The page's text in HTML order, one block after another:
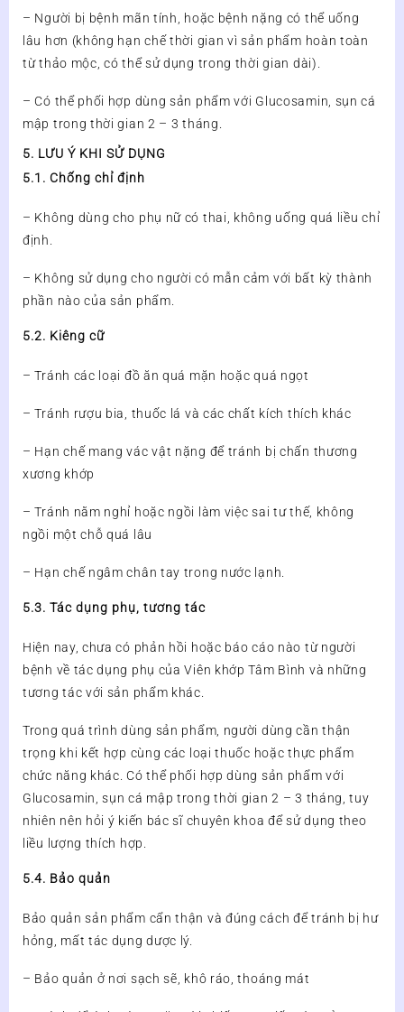
– Người bị bệnh mãn tính, hoặc bệnh nặng có thể uống
lâu hơn (không hạn chế thời gian vì sản phẩm hoàn toàn
từ thảo mộc, có thể sử dụng trong thời gian dài).
– Có thể phối hợp dùng sản phẩm với Glucosamin, sụn cá
mập trong thời gian 2 – 3 tháng.
5. LƯU Ý KHI SỬ DỤNG
5.1. Chống chỉ định
– Không dùng cho phụ nữ có thai, không uống quá liều chỉ
định.
– Không sử dụng cho người có mẫn cảm với bất kỳ thành
phần nào của sản phẩm.
5.2. Kiêng cữ
– Tránh các loại đồ ăn quá mặn hoặc quá ngọt
– Tránh rượu bia, thuốc lá và các chất kích thích khác
– Hạn chế mang vác vật nặng để tránh bị chấn thương
xương khớp
– Tránh nằm nghỉ hoặc ngồi làm việc sai tư thế, không
ngồi một chỗ quá lâu
– Hạn chế ngâm chân tay trong nước lạnh.
5.3. Tác dụng phụ, tương tác
Hiện nay, chưa có phản hồi hoặc báo cáo nào từ người
bệnh về tác dụng phụ của Viên khớp Tâm Bình và những
tương tác với sản phẩm khác.
Trong quá trình dùng sản phẩm, người dùng cần thận
trọng khi kết hợp cùng các loại thuốc hoặc thực phẩm
chức năng khác. Có thể phối hợp dùng sản phẩm với
Glucosamin, sụn cá mập trong thời gian 2 – 3 tháng, tuy
nhiên nên hỏi ý kiến bác sĩ chuyên khoa để sử dụng theo
liều lượng thích hợp.
5.4. Bảo quản
Bảo quản sản phẩm cẩn thận và đúng cách để tránh bị hư
hỏng, mất tác dụng dược lý.
– Bảo quản ở nơi sạch sẽ, khô ráo, thoáng mát